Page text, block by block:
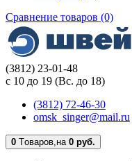
Сравнение товаров (0)
(3812) 23-01-48
с 10 до 19 (Вс. до 18)
(3812) 72-46-30
omsk_singer@mail.ru
0 Tоваров,на 0 руб.